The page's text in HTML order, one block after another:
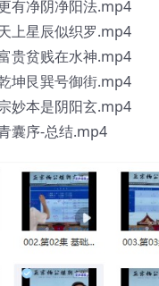
有净阴净阳法.mp4
上星辰似织罗.mp4
贵贫贱在水神.mp4
坤艮巽号御街.mp4
妙本是阴阳玄.mp4
囊序-总结.mp4